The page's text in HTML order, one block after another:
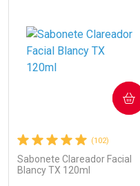
(102)
Sabonete Clareador Facial
Blancy TX 120ml
COMPRAR